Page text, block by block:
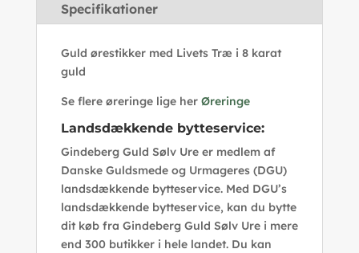
Specifikationer
Guld ørestikker med Livets Træ i 8 karat
guld
Se flere øreringe lige her Øreringe
Landsdækkende bytteservice:
Gindeberg Guld Sølv Ure er medlem af
Danske Guldsmede og Urmageres (DGU)
landsdækkende bytteservice. Med DGU’s
landsdækkende bytteservice, kan du bytte
dit køb fra Gindeberg Guld Sølv Ure i mere
end 300 butikker i hele landet. Du kan